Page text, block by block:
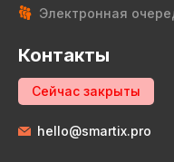
Электронная
Контакты
Сейчас закрыты
hello@smartix.pro